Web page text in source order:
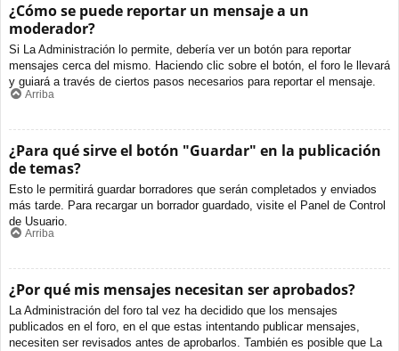
¿Cómo se puede reportar un mensaje a un
moderador?
Si La Administración lo permite, debería ver un botón para reportar
mensajes cerca del mismo. Haciendo clic sobre el botón, el foro le llevará
y guiará a través de ciertos pasos necesarios para reportar el mensaje.
Arriba
¿Para qué sirve el botón "Guardar" en la publicación
de temas?
Esto le permitirá guardar borradores que serán completados y enviados
más tarde. Para recargar un borrador guardado, visite el Panel de Control
de Usuario.
Arriba
¿Por qué mis mensajes necesitan ser aprobados?
La Administración del foro tal vez ha decidido que los mensajes
publicados en el foro, en el que estas intentando publicar mensajes,
necesiten ser revisados antes de aprobarlos. También es posible que La